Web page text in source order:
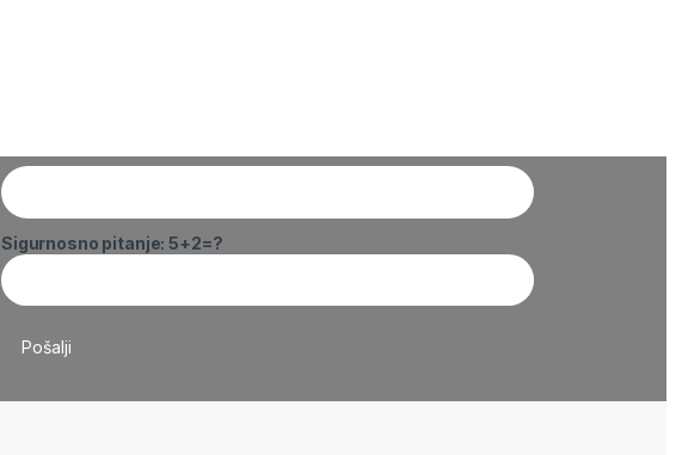
Sigurnosno pitanje: 5+2=?